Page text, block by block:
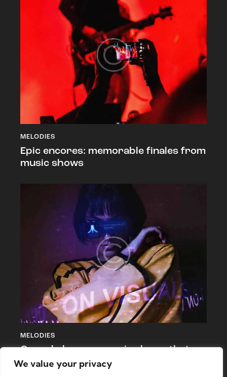
We value your privacy
MELODIES
Epic encores: memorable finales from
music shows
MELODIES
Crowd pleasers: music shows that
leave you in awe